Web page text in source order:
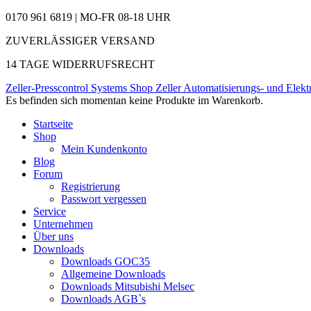
0170 961 6819 | MO-FR 08-18 UHR
ZUVERLÄSSIGER VERSAND
14 TAGE WIDERRUFSRECHT
Zeller-Presscontrol Systems Shop Zeller Automatisierungs- und
Es befinden sich momentan keine Produkte im Warenkorb.
Startseite
Shop
Mein Kundenkonto
Blog
Forum
Registrierung
Passwort vergessen
Service
Unternehmen
Über uns
Downloads
Downloads GOC35
Allgemeine Downloads
Downloads Mitsubishi Melsec
Downloads AGB`s